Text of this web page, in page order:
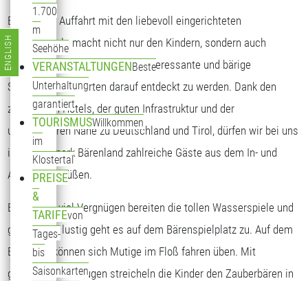
1.700
m
Seehöhe
VERANSTALTUNGENBeste
Unterhaltung
garantiert
TOURISMUSWillkommen
im
Klostertal
PREISE
&
TARIFEvon
Tages-
bis
Saisonkarten
Bereits die Auffahrt mit den liebevoll eingerichteten
Bärengondeln macht nicht nur den Kindern, sondern auch
Erwachsenen viel Spaß. Viele interessante und bärige
Spielstationen warten darauf entdeckt zu werden. Dank den
zahlreichen Hotels, der guten Infrastruktur und der
unmittelbaren Nähe zu Deutschland und Tirol, dürfen wir bei uns
im Freizeitpark Bärenland zahlreiche Gäste aus dem In- und
Ausland begrüßen.
Besonders viel Vergnügen bereiten die tollen Wasserspiele und
ganz schön lustig geht es auf dem Bärenspielplatz zu. Auf dem
Bärensee können sich Mutige im Floß fahren üben. Mit
geschlossenen Augen streicheln die Kinder den Zauberbären in
Sprache auswählen
ENGLISH